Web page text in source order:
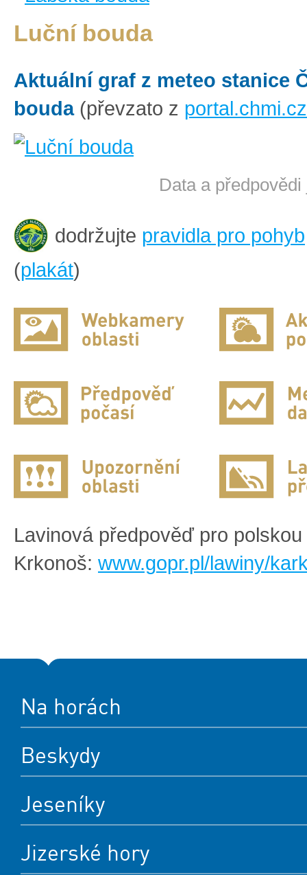
Luční bouda
Aktuální graf z meteo stanice
bouda(převzato z portal.chmi.cz
Data a
dodržujte pravidla pro pohyb
(plakát)
Lavinová předpověď pro
Krkonoš: www.gopr.pl/lawiny/
Na horách
Beskydy
Jeseníky
Jizerské hory